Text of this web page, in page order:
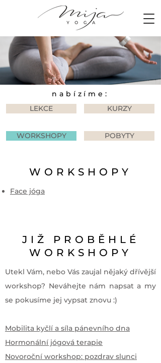
nabízíme:
LEKCE
KURZY
WORKSHOPY POBYTY
WORKSHOPY
Face jóga
JIŽ PROBĚHLÉ
WORKSHOPY
Utekl Vám, nebo Vás zaujal nějaký dřívější
workshop? Neváhejte nám napsat a my
se pokusíme jej vypsat znovu :)
Mobilita kyčlí a síla pánevního dna
Hormonální jógová terapie
Novoroční workshop: pozdrav slunci